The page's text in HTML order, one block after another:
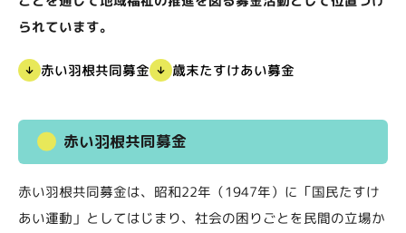
られています。
赤い羽根共同募金 歳末たすけあい募金
赤い羽根共同募金
赤い羽根共同募金は、昭和22年（1947年）に「国民たすけ
あい運動」としてはじまり、社会の困りごとを民間の立場か